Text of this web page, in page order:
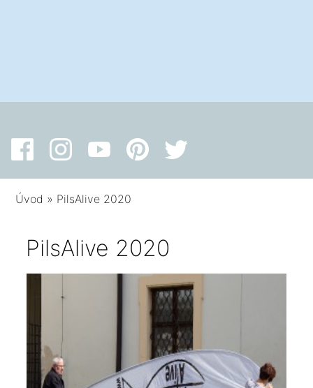
Úvod » PilsAlive 2020
PilsAlive 2020